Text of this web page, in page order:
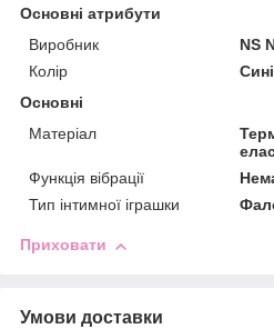
Основні атрибути
Виробник
NS
Колір
Основні
Матеріал
Функція вібрації
Тип інтимної іграшки
Приховати
Умови доставки